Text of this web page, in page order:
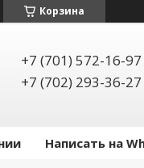
Корзина
+7 (701) 572-16-97
+7 (702) 293-36-27
Написать на